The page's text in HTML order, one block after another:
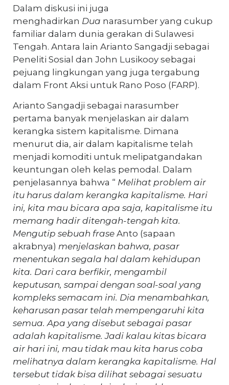
Dalam diskusi ini juga
menghadirkan Dua narasumber yang cukup
familiar dalam dunia gerakan di Sulawesi
Tengah. Antara lain Arianto Sangadji sebagai
Peneliti Sosial dan John Lusikooy sebagai
pejuang lingkungan yang juga tergabung
dalam Front Aksi untuk Rano Poso (FARP).
Arianto Sangadji sebagai narasumber
pertama banyak menjelaskan air dalam
kerangka sistem kapitalisme. Dimana
menurut dia, air dalam kapitalisme telah
menjadi komoditi untuk melipatgandakan
keuntungan oleh kelas pemodal. Dalam
penjelasannya bahwa “ Melihat problem air
itu harus dalam kerangka kapitalisme. Hari
ini, kita mau bicara apa saja, kapitalisme itu
memang hadir ditengah-tengah kita.
Mengutip sebuah frase Anto (sapaan
akrabnya) menjelaskan bahwa, pasar
menentukan segala hal dalam kehidupan
kita. Dari cara berfikir, mengambil
keputusan, sampai dengan soal-soal yang
kompleks semacam ini. Dia menambahkan,
keharusan pasar telah mempengaruhi kita
semua. Apa yang disebut sebagai pasar
adalah kapitalisme. Jadi kalau kitas bicara
air hari ini, mau tidak mau kita harus coba
melihatnya dalam kerangka kapitalisme. Hal
tersebut tidak bisa dilihat sebagai sesuatu